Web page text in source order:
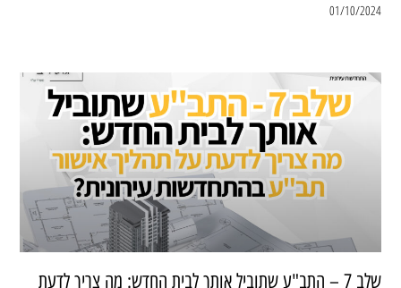
01/10/2024
שלב 7 – התב"ע שתוביל אותך לבית החדש: מה צריך לדעת